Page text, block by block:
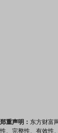
郑重声明： 东方财富
性、完整性、有效性